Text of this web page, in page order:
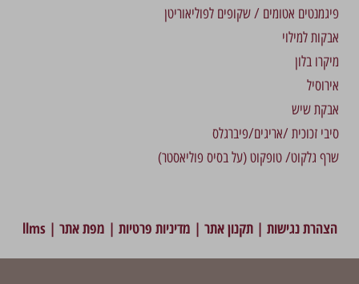
פיגמנטים אטומים / שקופים לפוליאוריטן
אבקות למילוי
מיקרו בלון
אירוסיל
אבקת שיש
סיבי זכוכית /אריגים/פיברגלס
שרף גלקוט/ טופקוט (על בסיס פוליאסטר)
הצהרת נגישות |תקנון אתר | מדיניות פרטיות | מפת אתר |
llms